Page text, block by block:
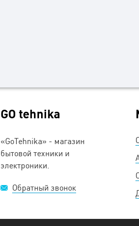
GO tehnika
«GoTehnika» - магазин
бытовой техники и
электроники.
Обратный звонок